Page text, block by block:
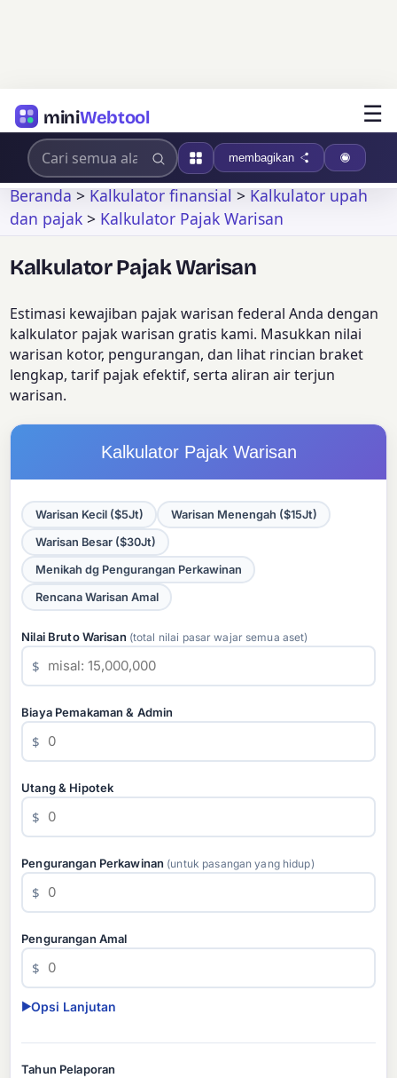
miniWebtool ☰
membagikan
Beranda>Kalkulator finansial>Kalkulator upah
dan pajak > Kalkulator Pajak Warisan
Kalkulator Pajak Warisan
Estimasi kewajiban pajak warisan federal Anda dengan
kalkulator pajak warisan gratis kami. Masukkan nilai
warisan kotor, pengurangan, dan lihat rincian braket
lengkap, tarif pajak efektif, serta aliran air terjun
warisan.
Kalkulator Pajak Warisan
Warisan Kecil ($5Jt) Warisan Menengah ($15Jt)
Warisan Besar ($30Jt)
Menikah dg Pengurangan Perkawinan
Rencana Warisan Amal
Nilai Bruto Warisan (total nilai pasar wajar semua aset)
$
Biaya Pemakaman & Admin
$
Utang & Hipotek
$
Pengurangan Perkawinan (untuk pasangan yang hidup)
$
Pengurangan Amal
$
▶Opsi Lanjutan
Tahun Pelaporan